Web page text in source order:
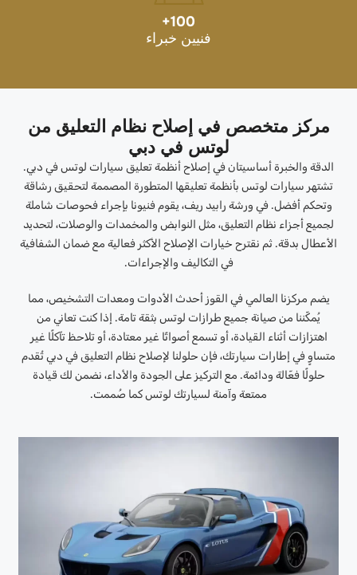
100
+
فنيين خبراء
مركز متخصص في إصلاح نظام التعليق من
لوتس في دبي
الدقة والخبرة أساسيتان في إصلاح أنظمة تعليق سيارات لوتس في دبي.
تشتهر سيارات لوتس بأنظمة تعليقها المتطورة المصممة لتحقيق رشاقة
وتحكم أفضل. في ورشة رابيد ريف، يقوم فنيونا بإجراء فحوصات شاملة
لجميع أجزاء نظام التعليق، مثل النوابض والمخمدات والوصلات، لتحديد
الأعطال بدقة. ثم نقترح خيارات الإصلاح الأكثر فعالية مع ضمان الشفافية
في التكاليف والإجراءات.
يضم مركزنا العالمي في القوز أحدث الأدوات ومعدات التشخيص، مما
يُمكّننا من صيانة جميع طرازات لوتس بثقة تامة. إذا كنت تعاني من
اهتزازات أثناء القيادة، أو تسمع أصواتًا غير معتادة، أو تلاحظ تآكلًا غير
متساوٍ في إطارات سيارتك، فإن حلولنا لإصلاح نظام التعليق في دبي تُقدم
حلولًا فعّالة ودائمة. مع التركيز على الجودة والأداء، نضمن لك قيادة
ممتعة وآمنة لسيارتك لوتس كما صُممت.